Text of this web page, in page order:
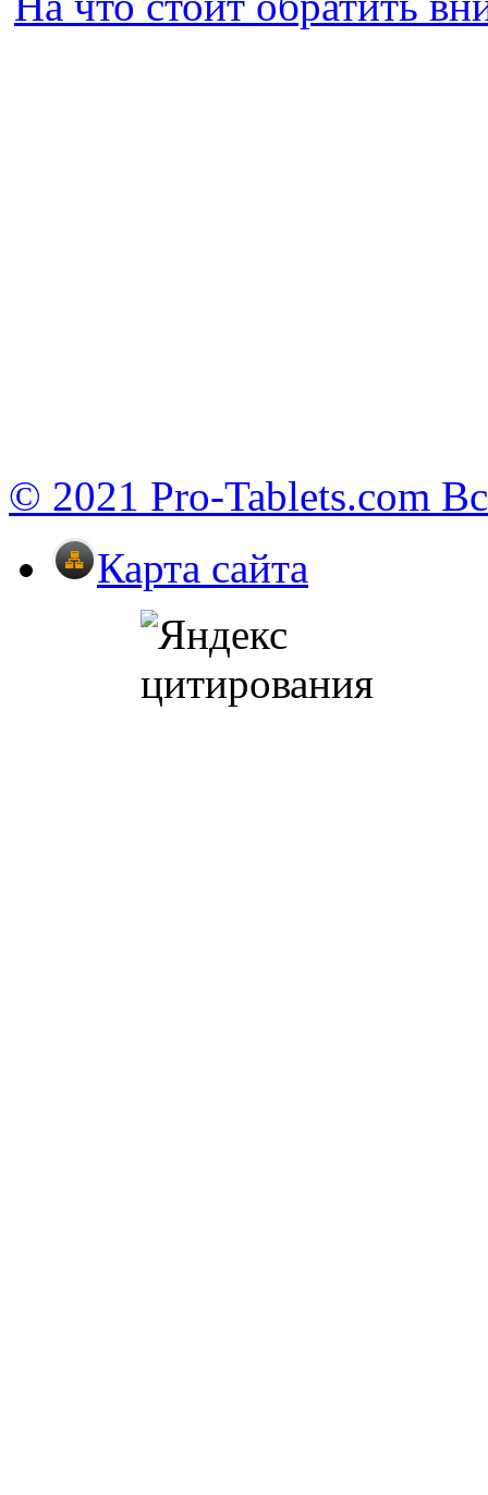
© 2021 Pro-Tablets.com
Карта сайта